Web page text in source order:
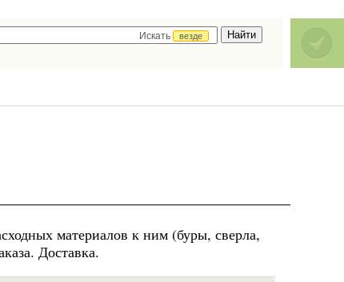
Искать
везде
материалов к ним (буры, сверла,
Доставка.